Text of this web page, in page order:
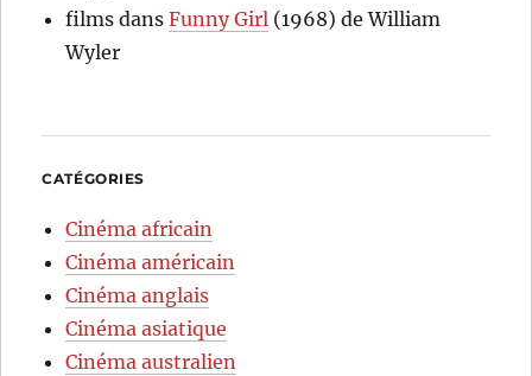
films dansFunny Girl (1968) de William
Wyler
CATÉGORIES
Cinéma africain
Cinéma américain
Cinéma anglais
Cinéma asiatique
Cinéma australien